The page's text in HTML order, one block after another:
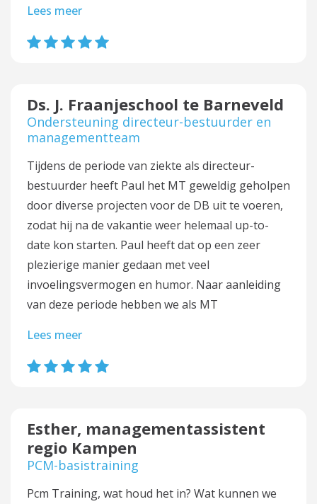
Lees meer
Ds. J. Fraanjeschool te Barneveld
Ondersteuning directeur-bestuurder en
managementteam
Tijdens de periode van ziekte als directeur-
bestuurder heeft Paul het MT geweldig geholpen
door diverse projecten voor de DB uit te voeren,
zodat hij na de vakantie weer helemaal up-to-
date kon starten. Paul heeft dat op een zeer
plezierige manier gedaan met veel
invoelingsvermogen en humor. Naar aanleiding
van deze periode hebben we als MT
Lees meer
Esther, managementassistent
regio Kampen
PCM-basistraining
Pcm Training, wat houd het in? Wat kunnen we